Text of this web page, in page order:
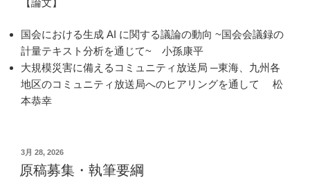
国会における生成 AI に関する議論の動向 ~国会会議録の
計量テキスト分析を通じて~ 小孫康平
大規模災害に備えるコミュニティ放送局 ─東海、九州各
地区のコミュニティ放送局へのヒアリングを通して 松
本恭幸
投
稿
日:
3月 28, 2026
原稿募集・執筆要綱